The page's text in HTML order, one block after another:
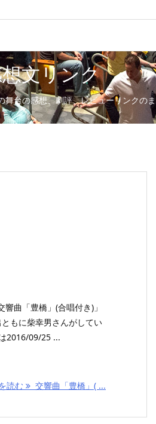
文リンク
台の感想、劇評、レビューリンクの
曲「豊橋」(合唱付き)」
もに柴幸男さんがしてい
2016/09/25 ...
読む 交響曲「豊橋」( ...